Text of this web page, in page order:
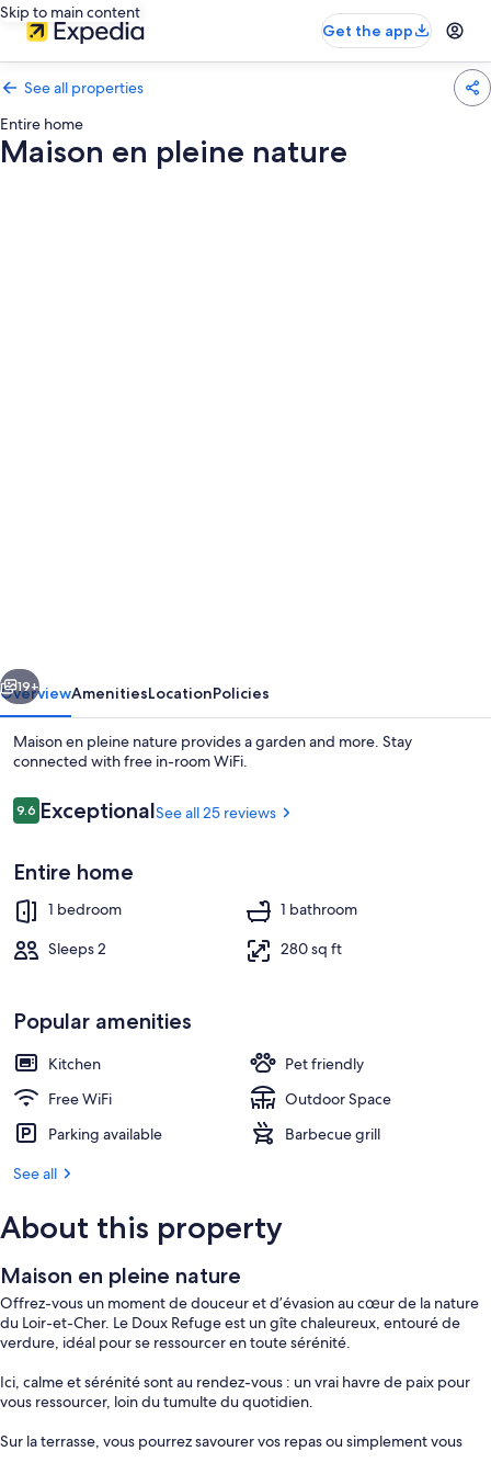
Skip to main content
Get the app
See all properties
Entire home
Maison en pleine nature
Terrace/patio
Next
19+
OverviewAmenitiesLocationPolicies
Maison en pleine nature provides a garden and more. Stay
connected with free in-room WiFi.
Reviews
9.69.6 out of 10
ExceptionalSee all 25 reviews
Entire home
1 bedroom
1 bathroom
Sleeps 2
280 sq ft
Popular amenities
Kitchen
Pet friendly
Free WiFi
Outdoor Space
Parking available
Barbecue grill
See all
About this property
Maison en pleine nature
Offrez-vous un moment de douceur et d’évasion au cœur de la nature
du Loir-et-Cher. Le Doux Refuge est un gîte chaleureux, entouré de
verdure, idéal pour se ressourcer en toute sérénité.
Ici, calme et sérénité sont au rendez-vous : un vrai havre de paix pour
vous ressourcer, loin du tumulte du quotidien.
Sur la terrasse, vous pourrez savourer vos repas ou simplement vous